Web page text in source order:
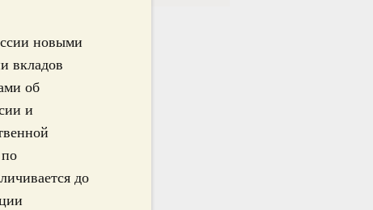
новыми
вкладов
об
и
до